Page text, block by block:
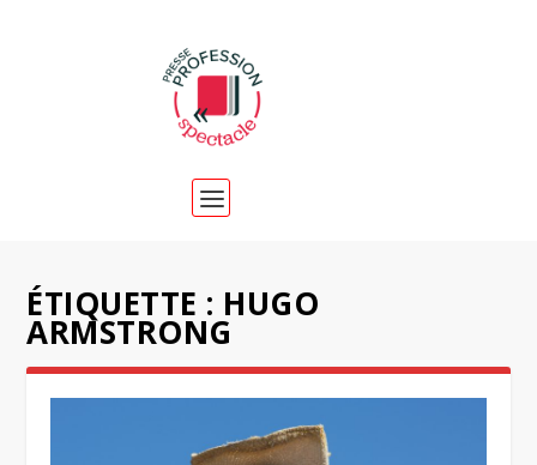
ÉTIQUETTE : HUGO
ARMSTRONG